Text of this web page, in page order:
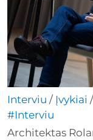
Interviu / Įvykiai /
#Interviu
Architektas